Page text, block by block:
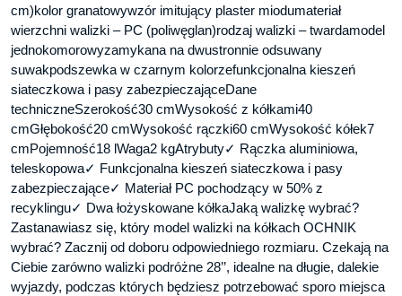
cm)kolor granatowywzór imitujący plaster miodumateriał
wierzchni walizki – PC (poliwęglan)rodzaj walizki – twardamodel
jednokomorowyzamykana na dwustronnie odsuwany
suwakpodszewka w czarnym kolorzefunkcjonalna kieszeń
siateczkowa i pasy zabezpieczająceDane
techniczneSzerokość30 cmWysokość z kółkami40
cmGłębokość20 cmWysokość rączki60 cmWysokość kółek7
cmPojemność18 lWaga2 kgAtrybuty✓ Rączka aluminiowa,
teleskopowa✓ Funkcjonalna kieszeń siateczkowa i pasy
zabezpieczające✓ Materiał PC pochodzący w 50% z
recyklingu✓ Dwa łożyskowane kółkaJaką walizkę wybrać?
Zastanawiasz się, który model walizki na kółkach OCHNIK
wybrać? Zacznij od doboru odpowiedniego rozmiaru. Czekają na
Ciebie zarówno walizki podróżne 28’’, idealne na długie, dalekie
wyjazdy, podczas których będziesz potrzebować sporo miejsca